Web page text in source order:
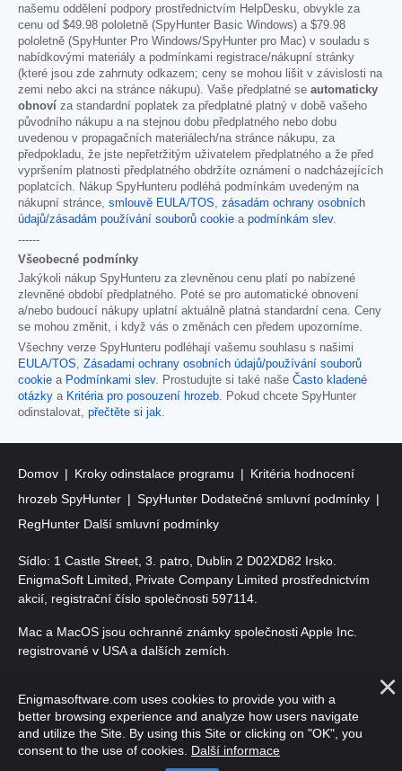
našemu oddělení podpory prostřednictvím HelpDesku, obvykle za
cenu od $49.98 pololetně (SpyHunter Basic Windows) a $79.98
pololetně (SpyHunter Pro Windows/SpyHunter pro Mac) v souladu s
nabídkovými materiály a podmínkami registrace/nákupní stránky
(které jsou zde zahrnuty odkazem; ceny se mohou lišit v závislosti na
zemi nebo akci na stránce nákupu). Vaše předplatné se automaticky
obnoví za standardní poplatek za předplatné platný v době vašeho
původního nákupu a na stejnou dobu předplatného nebo dobu
uvedenou v propagačních materiálech/na stránce nákupu, za
předpokladu, že jste nepřetržitým uživatelem předplatného a že před
vypršením platnosti předplatného obdržíte oznámení o nadcházejících
poplatcích. Nákup SpyHunteru podléhá podmínkám uvedeným na
nákupní stránce, smlouvě EULA/TOS
zásadám ochrany osobních
údajů/zásadám používání souborů cookie a podmínkám slev.
------
Všeobecné podmínky
Jakýkoli nákup SpyHunteru za zlevněnou cenu platí po nabízené
zlevněné období předplatného. Poté se pro automatické obnovení
a/nebo budoucí nákupy uplatní aktuálně platná standardní cena. Ceny
se mohou změnit, i když vás o změnách cen předem upozorníme.
Všechny verze SpyHunteru podléhají vašemu souhlasu s našimi
EULA/TOS
Zásadami ochrany osobních údajů/používání souborů
cookie a Podmínkami slev. Prostudujte si také naše Často kladené
otázky a Kritéria pro posouzení hrozeb . Pokud chcete SpyHunter
odinstalovat, přečtěte si jak
Domov Kroky odinstalace programu
Kritéria hodnocení
hrozeb SpyHunter
SpyHunter Dodatečné smluvní podmínky
RegHunter Další smluvní podmínky
Sídlo: 1 Castle Street, 3. patro, Dublin 2 D02XD82 Irsko.
EnigmaSoft Limited, Private Company Limited prostřednictvím
akcií, registrační číslo společnosti 597114.
Mac a MacOS jsou ochranné známky společnosti Apple Inc.
registrované v USA a dalších zemích.
vyhrazena.
Enigmasoftware.com uses cookies to provide you with a
better browsing experience and analyze how users navigate
and utilize the Site. By using this Site or clicking on "OK", you
consent to the use of cookies. Další informace